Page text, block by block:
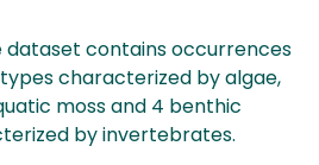
dataset contains occurrences
characterized by algae,
moss and 4 benthic
by invertebrates.